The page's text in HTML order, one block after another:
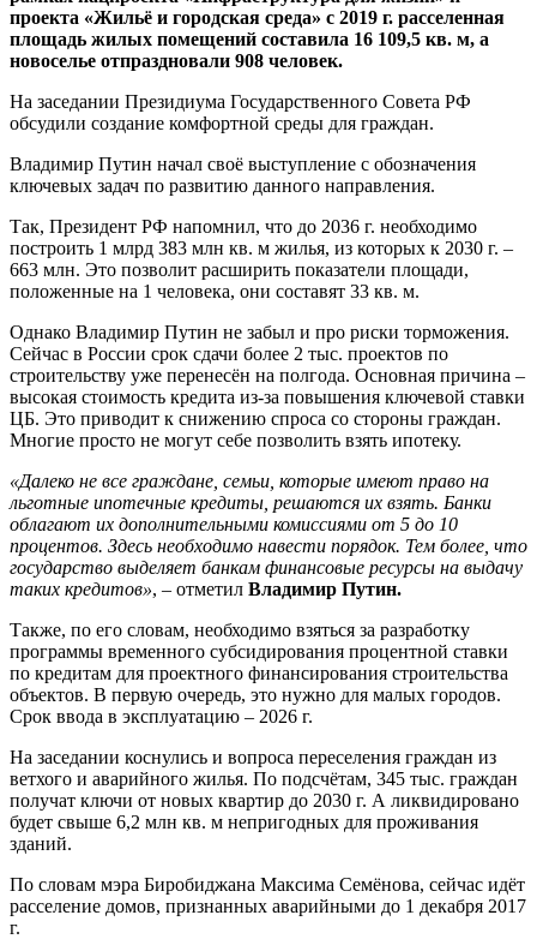
проекта «Жильё и городская среда» с 2019 г. расселенная
площадь жилых помещений составила 16 109,5 кв. м, а
новоселье отпраздновали 908 человек.
На заседании Президиума Государственного Совета РФ
обсудили создание комфортной среды для граждан.
Владимир Путин начал своё выступление с обозначения
ключевых задач по развитию данного направления.
Так, Президент РФ напомнил, что до 2036 г. необходимо
построить 1 млрд 383 млн кв. м жилья, из которых к 2030 г. –
663 млн. Это позволит расширить показатели площади,
положенные на 1 человека, они составят 33 кв. м.
Однако Владимир Путин не забыл и про риски торможения.
Сейчас в России срок сдачи более 2 тыс. проектов по
строительству уже перенесён на полгода. Основная причина –
высокая стоимость кредита из-за повышения ключевой ставки
ЦБ. Это приводит к снижению спроса со стороны граждан.
Многие просто не могут себе позволить взять ипотеку.
«Далеко не все граждане, семьи, которые имеют право на
льготные ипотечные кредиты, решаются их взять. Банки
облагают их дополнительными комиссиями от 5 до 10
процентов. Здесь необходимо навести порядок. Тем более, что
государство выделяет банкам финансовые ресурсы на выдачу
таких кредитов», – отметил Владимир Путин.
Также, по его словам, необходимо взяться за разработку
программы временного субсидирования процентной ставки
по кредитам для проектного финансирования строительства
объектов. В первую очередь, это нужно для малых городов.
Срок ввода в эксплуатацию – 2026 г.
На заседании коснулись и вопроса переселения граждан из
ветхого и аварийного жилья. По подсчётам, 345 тыс. граждан
получат ключи от новых квартир до 2030 г. А ликвидировано
будет свыше 6,2 млн кв. м непригодных для проживания
зданий.
По словам мэра Биробиджана Максима Семёнова, сейчас идёт
расселение домов, признанных аварийными до 1 декабря 2017
г.